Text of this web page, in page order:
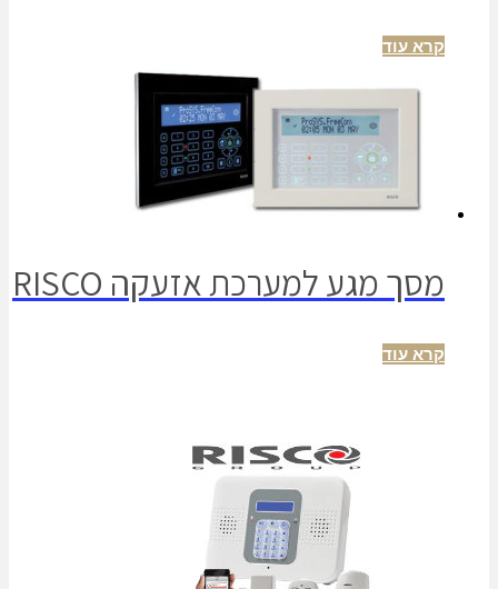
קרא עוד
מסך מגע למערכת אזעקה RISCO
קרא עוד